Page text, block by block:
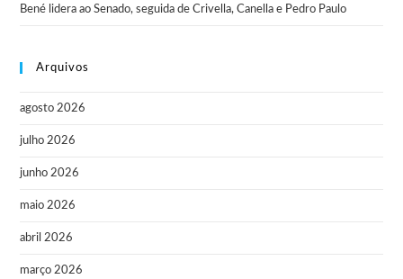
Bené lidera ao Senado, seguida de Crivella, Canella e Pedro Paulo
Arquivos
agosto 2026
julho 2026
junho 2026
maio 2026
abril 2026
março 2026